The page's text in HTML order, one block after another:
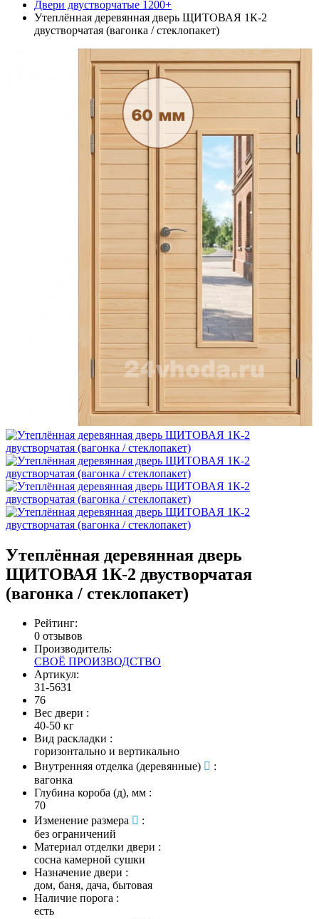
Двери двустворчатые 1200+
Утеплённая деревянная дверь ЩИТОВАЯ 1К-2
двустворчатая (вагонка / стеклопакет)
Утеплённая деревянная дверь
ЩИТОВАЯ 1К-2 двустворчатая
(вагонка / стеклопакет)
Рейтинг:
0 отзывов
Производитель:
СВОЁ ПРОИЗВОДСТВО
Артикул:
31-5631
76
Вес двери :
40-50 кг
Вид раскладки :
горизонтально и вертикально
Внутренняя отделка (деревянные)
:
вагонка
Глубина короба (д), мм :
70
Изменение размера
:
без ограничений
Материал отделки двери :
сосна камерной сушки
Назначение двери :
дом, баня, дача, бытовая
Наличие порога :
есть